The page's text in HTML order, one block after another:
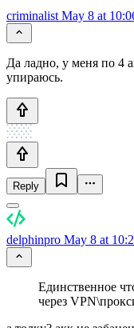
criminalist May 8 at
Да ладно, у меня по 4
упираюсь.
Reply
delphinpro May 8 at
Единственное
через